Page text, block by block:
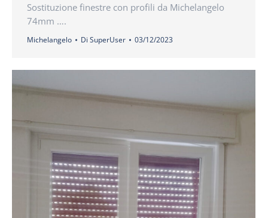
Sostituzione finestre con profili da Michelangelo
74mm ….
Michelangelo Di SuperUser 03/12/2023